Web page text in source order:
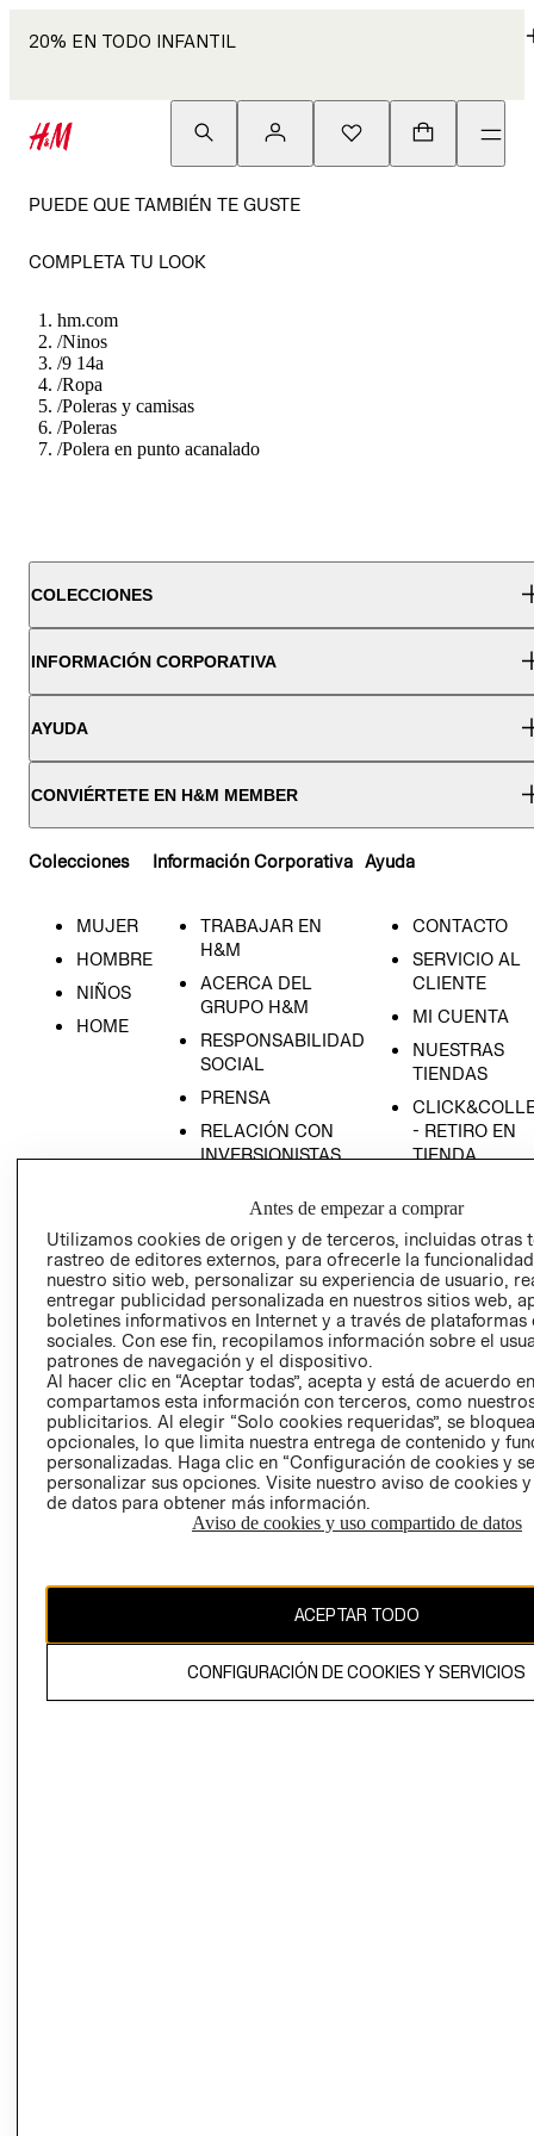
20% EN TODO INFANTIL
PUEDE QUE TAMBIÉN TE GUSTE
COMPLETA TU LOOK
hm.com
/Ninos
/9 14a
/Ropa
/Poleras y camisas
/Poleras
/Polera en punto acanalado
COLECCIONES
INFORMACIÓN CORPORATIVA
AYUDA
CONVIÉRTETE EN H&M MEMBER
Colecciones
MUJER
HOMBRE
NIÑOS
HOME
Información Corporativa
TRABAJAR EN
H&M
ACERCA DEL
GRUPO H&M
RESPONSABILIDAD
SOCIAL
PRENSA
RELACIÓN CON
INVERSIONISTAS
EMPRESARIAL
Ayuda
CONTACTO
SERVICIO AL
CLIENTE
MI CUENTA
NUESTRAS
TIENDAS
- RETIRO EN
TIENDA
CONDICIONES
AVISO DE
PRIVACIDAD
GIFT CARD
AVISO DE
El contenido de esta página web está protegido por copyright y es
Antes de empezar a comprar
Utilizamos cookies de origen y de terceros, incluidas otras
rastreo de editores externos, para ofrecerle la
nuestro sitio web, personalizar su experiencia de usuario,
entregar publicidad personalizada en nuestros sitios web,
boletines informativos en Internet y a través de plataformas
sociales. Con ese fin, recopilamos información sobre el
patrones de navegación y el dispositivo.
Al hacer clic en “Aceptar todas”, acepta y está de acuerdo
compartamos esta información con terceros, como
publicitarios. Al elegir “Solo cookies requeridas”, se
opcionales, lo que limita nuestra entrega de contenido y
personalizadas. Haga clic en “Configuración de cookies y
personalizar sus opciones. Visite nuestro aviso de cookies
de datos para obtener más información.
Aviso de cookies y uso compartido de datos
ACEPTAR TODO
CONFIGURACIÓN DE COOKIES Y SERVICIOS